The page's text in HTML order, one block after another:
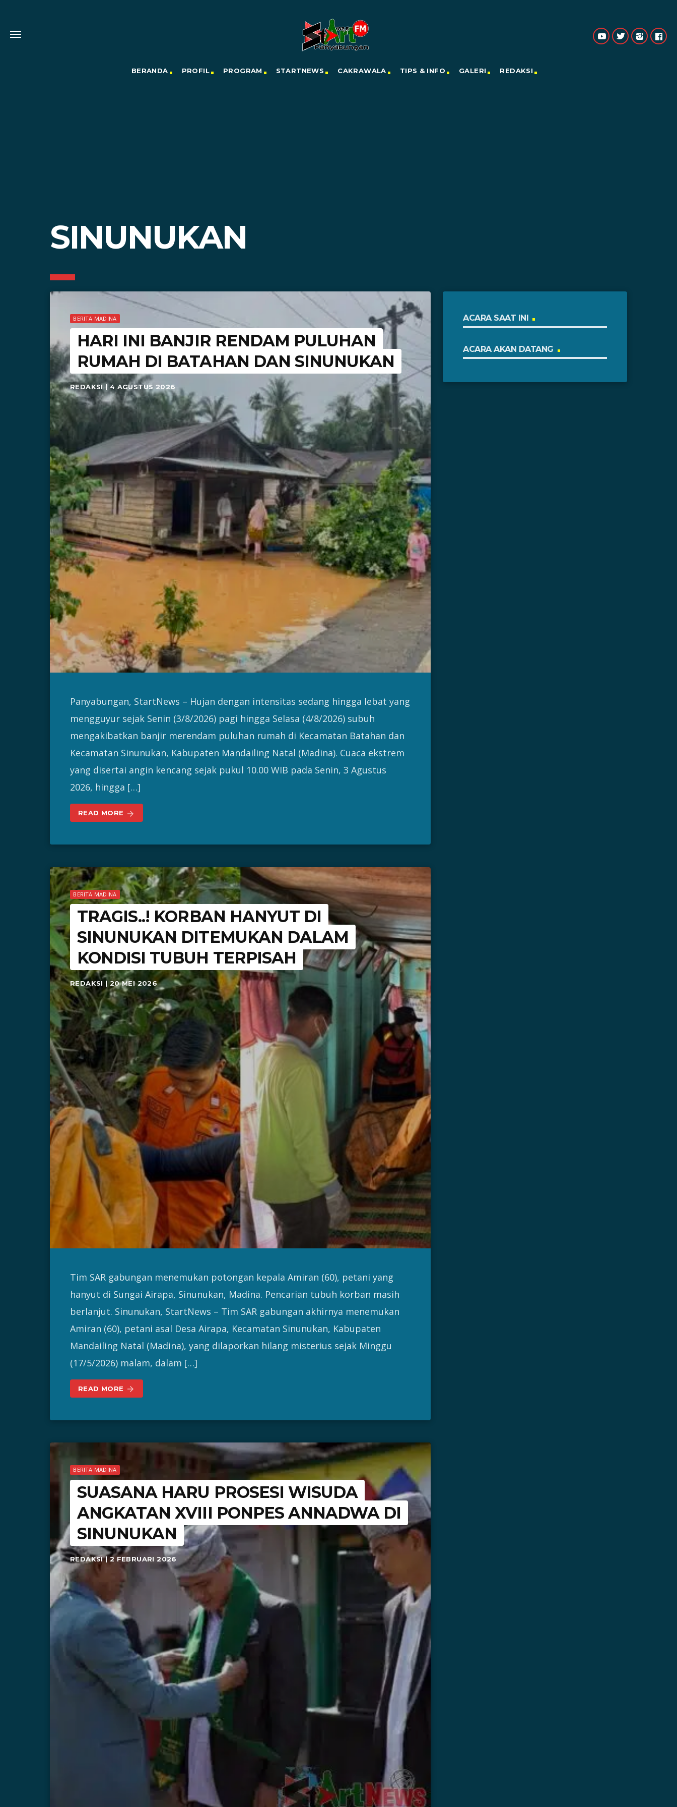
BERANDA PROFIL PROGRAM STARTNEWS CAKRAWALA TIPS & INFO GALERI REDAKSI
SINUNUKAN
BERITA MADINA
HARI INI BANJIR RENDAM PULUHAN
RUMAH DI BATAHAN DAN SINUNUKAN
REDAKSI | 4 AGUSTUS 2026
Panyabungan, StartNews – Hujan dengan intensitas sedang hingga lebat yang
mengguyur sejak Senin (3/8/2026) pagi hingga Selasa (4/8/2026) subuh
mengakibatkan banjir merendam puluhan rumah di Kecamatan Batahan dan
Kecamatan Sinunukan, Kabupaten Mandailing Natal (Madina). Cuaca ekstrem
yang disertai angin kencang sejak pukul 10.00 WIB pada Senin, 3 Agustus
2026, hingga […]
READ MORE arrow_forward
BERITA MADINA
TRAGIS..! KORBAN HANYUT DI
SINUNUKAN DITEMUKAN DALAM
KONDISI TUBUH TERPISAH
REDAKSI | 20 MEI 2026
Tim SAR gabungan menemukan potongan kepala Amiran (60), petani yang
hanyut di Sungai Airapa, Sinunukan, Madina. Pencarian tubuh korban masih
berlanjut. Sinunukan, StartNews – Tim SAR gabungan akhirnya menemukan
Amiran (60), petani asal Desa Airapa, Kecamatan Sinunukan, Kabupaten
Mandailing Natal (Madina), yang dilaporkan hilang misterius sejak Minggu
(17/5/2026) malam, dalam […]
READ MORE arrow_forward
BERITA MADINA
SUASANA HARU PROSESI WISUDA
ANGKATAN XVIII PONPES ANNADWA DI
SINUNUKAN
REDAKSI | 2 FEBRUARI 2026
ACARA SAAT INI
ACARA AKAN DATANG